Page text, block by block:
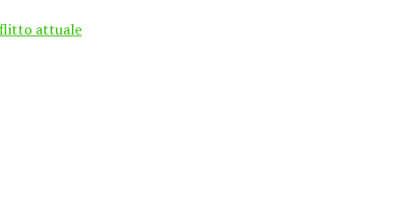
attuale